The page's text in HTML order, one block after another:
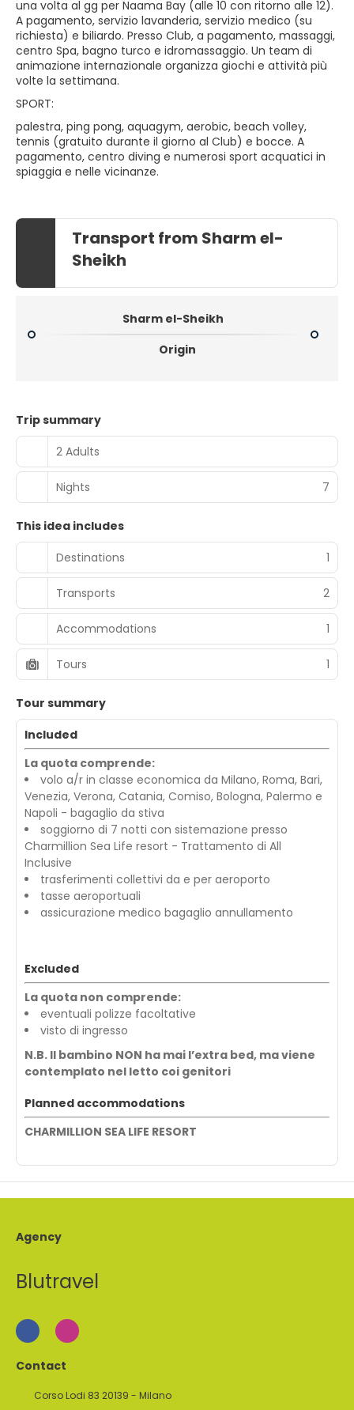
una volta al gg per Naama Bay (alle 10 con ritorno alle 12).
A pagamento, servizio lavanderia, servizio medico (su
richiesta) e biliardo. Presso Club, a pagamento, massaggi,
centro Spa, bagno turco e idromassaggio. Un team di
animazione internazionale organizza giochi e attività più
volte la settimana.
SPORT:
palestra, ping pong, aquagym, aerobic, beach volley,
tennis (gratuito durante il giorno al Club) e bocce. A
pagamento, centro diving e numerosi sport acquatici in
spiaggia e nelle vicinanze.
Transport from Sharm el-
Sheikh
Sharm el-Sheikh
Origin
Trip summary
2 Adults
Nights 7
This idea includes
Destinations
1
Transports 2
Accommodations 1
Tours 1
Tour summary
Included
La quota comprende:
volo a/r in classe economica da Milano, Roma, Bari,
Venezia, Verona, Catania, Comiso, Bologna, Palermo e
Napoli - bagaglio da stiva
soggiorno di 7 notti con sistemazione presso
Charmillion Sea Life resort - Trattamento di All
Inclusive
trasferimenti collettivi da e per aeroporto
tasse aeroportuali
assicurazione medico bagaglio annullamento
Excluded
La quota non comprende:
eventuali polizze facoltative
visto di ingresso
N.B. Il bambino NON ha mai l’extra bed, ma viene
contemplato nel letto coi genitori
Planned accommodations
CHARMILLION SEA LIFE RESORT
Agency
Blutravel
Contact
Corso Lodi 83 20139 - Milano